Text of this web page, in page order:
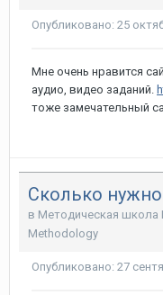
Опубликовано: 25
Мне очень нравится
аудио, видео заданий.
тоже замечательный
в Методическая школа
Methodology
Опубликовано: 27